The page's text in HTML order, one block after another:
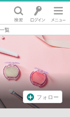
覧
フォロー